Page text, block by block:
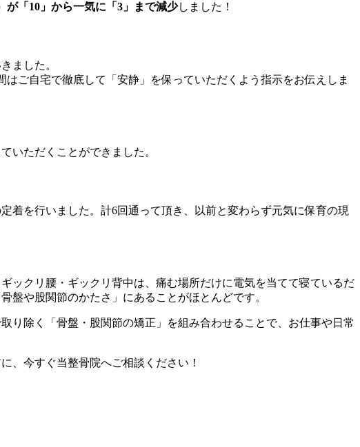
が「10」から一気に「3」まで減少しました！
ました。
ご自宅で徹底して「安静」を保っていただくよう指示をお伝えしま
いただくことができました。
着を行いました。計6回通って頂き、以前と変わらず元気に保育の現
ックリ腰・ギックリ背中は、痛む場所だけに電気を当てて寝ているだ
盤や股関節のかたさ」にあることがほとんどです。
り除く「骨盤・股関節の矯正」を組み合わせることで、お仕事や日常
、今すぐ当整骨院へご相談ください！